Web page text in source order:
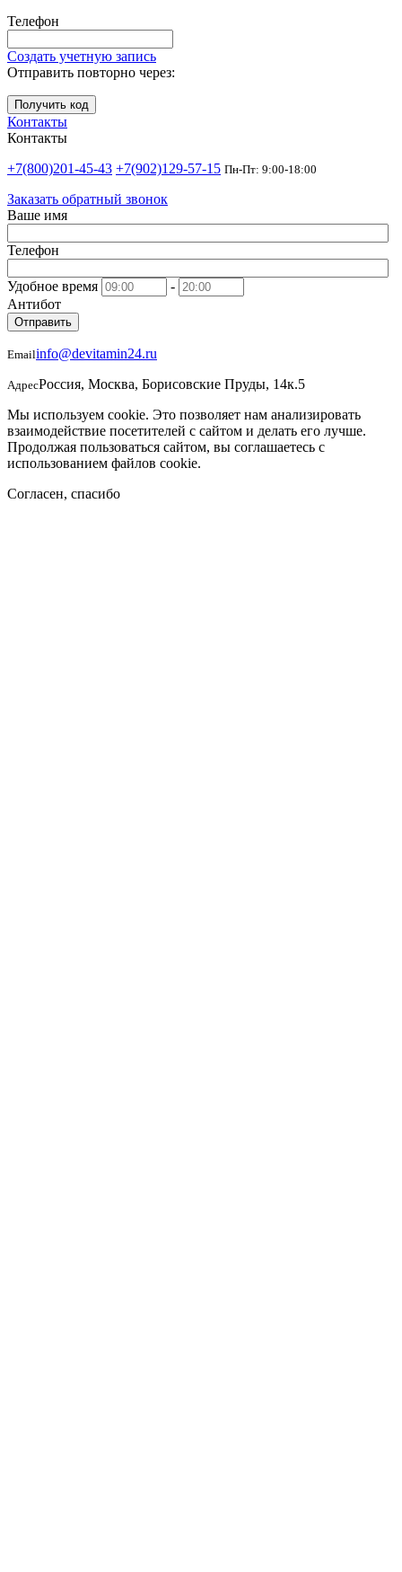
Телефон
Создать учетную запись
Отправить повторно через:
Получить код
Контакты
Контакты
+7(800)201-45-43 +7(902)129-57-15 Пн-Пт: 9:00-18:00
Заказать обратный звонок
Ваше имя
Телефон
Удобное время
-
Антибот
Отправить
Emailinfo@devitamin24.ru
АдресРоссия, Москва, Борисовские Пруды, 14к.5
Мы используем cookie. Это позволяет нам анализировать
взаимодействие посетителей с сайтом и делать его лучше.
Продолжая пользоваться сайтом, вы соглашаетесь с
использованием файлов cookie.
Согласен, спасибо